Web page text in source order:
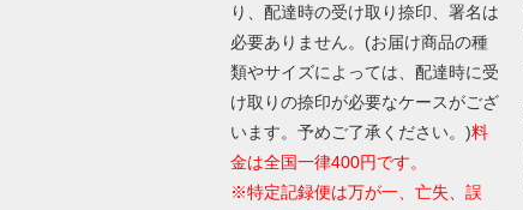
り、配達時の受け取り捺印、署名は
必要ありません。(お届け商品の種
類やサイズによっては、配達時に受
け取りの捺印が必要なケースがござ
います。予めご了承ください。)料
金は全国一律400円です。
※特定記録便は万が一、亡失、誤